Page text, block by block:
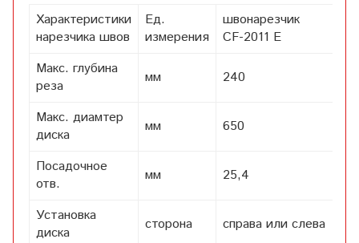
Характеристики
нарезчика швов
Ед.
измерения
швонарезчик
CF-2011 E
Макс. глубина
реза
мм 240
Макс. диамтер
диска
мм 650
Посадочное
отв.
мм 25,4
Установка
диска
сторона справа или слева